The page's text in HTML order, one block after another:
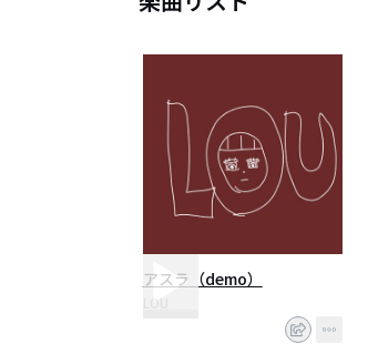
アスラ（demo）
LOU